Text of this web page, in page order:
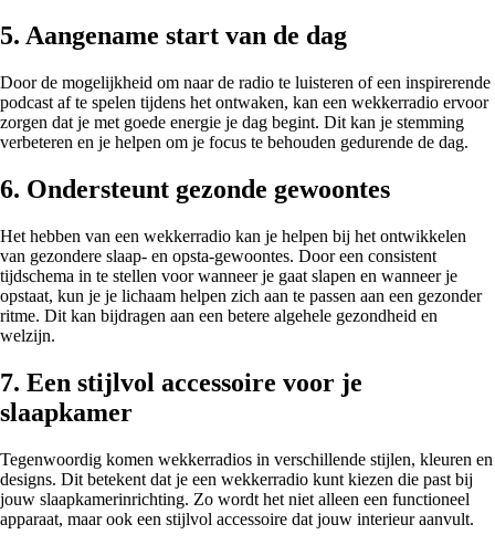
5. Aangename start van de dag
Door de mogelijkheid om naar de radio te luisteren of een inspirerende
podcast af te spelen tijdens het ontwaken, kan een wekkerradio ervoor
zorgen dat je met goede energie je dag begint. Dit kan je stemming
verbeteren en je helpen om je focus te behouden gedurende de dag.
6. Ondersteunt gezonde gewoontes
Het hebben van een wekkerradio kan je helpen bij het ontwikkelen
van gezondere slaap- en opsta-gewoontes. Door een consistent
tijdschema in te stellen voor wanneer je gaat slapen en wanneer je
opstaat, kun je je lichaam helpen zich aan te passen aan een gezonder
ritme. Dit kan bijdragen aan een betere algehele gezondheid en
welzijn.
7. Een stijlvol accessoire voor je
slaapkamer
Tegenwoordig komen wekkerradios in verschillende stijlen, kleuren en
designs. Dit betekent dat je een wekkerradio kunt kiezen die past bij
jouw slaapkamerinrichting. Zo wordt het niet alleen een functioneel
apparaat, maar ook een stijlvol accessoire dat jouw interieur aanvult.